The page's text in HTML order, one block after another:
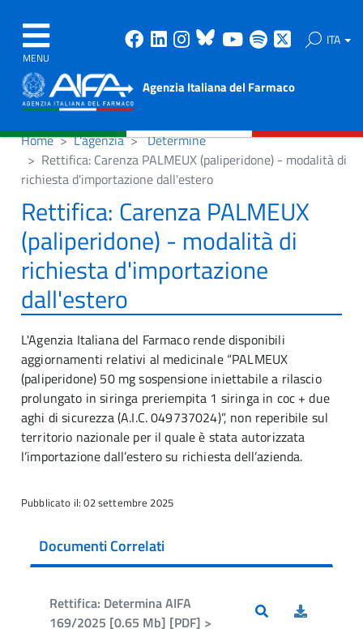
MENU
Facebook
Linkedin
Instagram
Bluesky
Youtube
Spotify ITA
Agenzia Italiana del Farmaco
Home L'agenzia
Determine
Rettifica: Carenza PALMEUX (paliperidone) - modalità di
richiesta d'importazione dall'estero
Rettifica: Carenza PALMEUX
(paliperidone) - modalità di
richiesta d'importazione
dall'estero
L'Agenzia Italiana del Farmaco rende disponibili
aggiornamenti relativi al medicinale “PALMEUX
(paliperidone) 50 mg sospensione iniettabile a rilascio
prolungato in siringa preriempita 1 siringa in coc + due
aghi di sicurezza (A.I.C. 049737024)”, non reperibile sul
territorio nazionale per il quale è stata autorizzata
l’importazione dall’estero su richiesta dell’azienda.
Pubblicato il: 02 settembre 2025
Documenti Correlati
Rettifica: Determina AIFA
169/2025 [0.65 Mb] [PDF] >